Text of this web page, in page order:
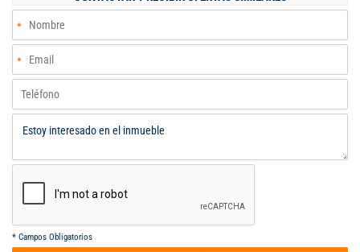
* Campos Obligatorios